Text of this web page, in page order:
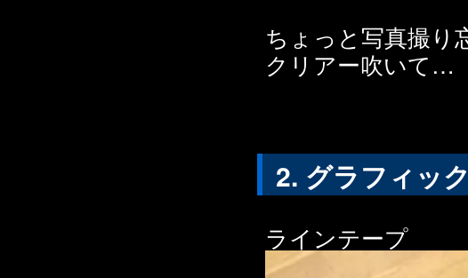
ちょっと写真撮り
クリアー吹いて…
グラフィック
ラインテープ